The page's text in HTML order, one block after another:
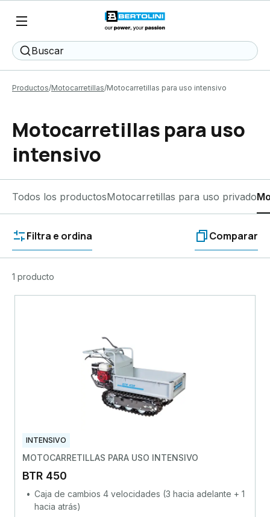
Buscar
Productos Motocarretillas Motocarretillas para uso intensivo
Motocarretillas para uso
intensivo
Todos los productosMotocarretillas para uso privado
Filtra e ordina Comparar
1 producto
INTENSIVO
MOTOCARRETILLAS PARA USO INTENSIVO
BTR 450
Caja de cambios 4 velocidades (3 hacia adelante + 1
hacia atrás)